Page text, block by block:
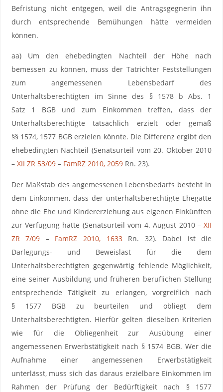
Befristung nicht entgegen, weil die Antragsgegnerin ihn
durch entsprechende Bemühungen hätte vermeiden
können.
aa) Um den ehebedingten Nachteil der Höhe nach
bemessen zu können, muss der Tatrichter Feststellungen
zum angemessenen Lebensbedarf des
Unterhaltsberechtigten im Sinne des § 1578 b Abs. 1
Satz 1 BGB und zum Einkommen treffen, dass der
Unterhaltsberechtigte tatsächlich erzielt oder gemäß
§§ 1574, 1577 BGB erzielen könnte. Die Differenz ergibt den
ehebedingten Nachteil (Senatsurteil vom 20. Oktober 2010
– XII ZR 53/09– FamRZ 2010, 2059Rn. 23).
Der Maßstab des angemessenen Lebensbedarfs besteht in
dem Einkommen, dass der unterhaltsberechtigte Ehegatte
ohne die Ehe und Kindererziehung aus eigenen Einkünften
zur Verfügung hätte (Senatsurteil vom 4. August 2010 –XII
ZR 7/09 – FamRZ 2010, 1633Rn. 32). Dabei ist die
Darlegungs- und Beweislast für die dem
Unterhaltsberechtigten gegenwärtig fehlende Möglichkeit,
eine seiner Ausbildung und früheren beruflichen Stellung
entsprechende Tätigkeit zu erlangen, vorgreiflich nach
§ 1577 BGB zu beurteilen und obliegt dem
Unterhaltsberechtigten. Hierfür gelten dieselben Kriterien
wie für die Obliegenheit zur Ausübung einer
angemessenen Erwerbstätigkeit nach § 1574 BGB. Wer die
Aufnahme einer angemessenen Erwerbstätigkeit
unterlässt, muss sich das daraus erzielbare Einkommen im
Rahmen der Prüfung der Bedürftigkeit nach § 1577